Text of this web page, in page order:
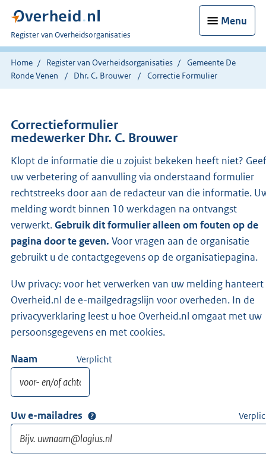
Menu
U
bent
nu
hier:
Register van Overheidsorganisaties
Home Register van Overheidsorganisaties
Gemeente De
Ronde Venen
Dhr. C. Brouwer Correctie Formulier
Correctieformulier
medewerker Dhr. C. Brouwer
Klopt de informatie die u zojuist bekeken heeft niet? Geef
uw verbetering of aanvulling via onderstaand formulier
rechtstreeks door aan de redacteur van die informatie.
melding wordt binnen 10 werkdagen na ontvangst
verwerkt.Gebruik dit formulier alleen om fouten op de
pagina door te geven. Voor vragen aan de organisatie
gebruikt u de contactgegevens op de organisatiepagina.
Uw privacy: voor het verwerken van uw melding hanteert
Overheid.nl de e-mailgedragslijn voor overheden. In de
privacyverklaring leest u hoe Overheid.nl omgaat met uw
persoonsgegevens en met cookies.
Naam Verplicht
Uw e-mailadres